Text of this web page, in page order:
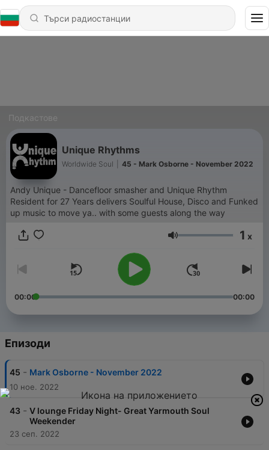
Подкастове
Unique Rhythms
Worldwide Soul 45 - Mark Osborne - November 2022
Andy Unique - Dancefloor smasher and Unique Rhythm
Resident for 27 Years delivers Soulful House, Disco and Funked
up music to move ya.. with some guests along the way
Сила на звука
1 x
00:00 00:00
Епизоди
45 - Mark Osborne - November 2022
10 ное. 2022
43 - V lounge Friday Night- Great Yarmouth Soul
Weekender
23 сеп. 2022